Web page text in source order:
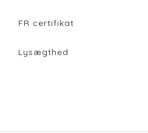
FR certifikat
Lysægthed